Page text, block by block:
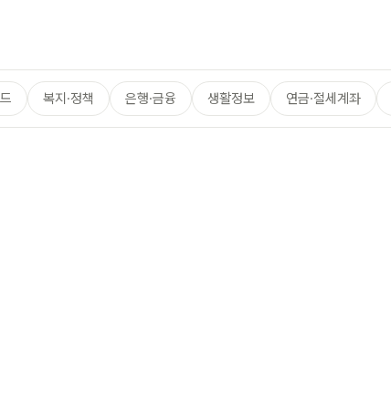
복지·정책 은행·금융 생활정보 연금·절세계좌